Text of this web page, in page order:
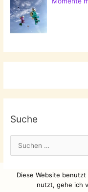
Suche
u
Diese Website
nutzt, gehe ich